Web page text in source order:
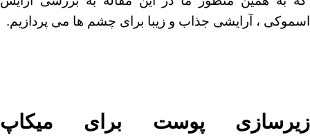
اسموکی ، آرایشی جذاب و زیبا برای چشم ها می پردازیم.
زیرسازی پوست برای میکاپ